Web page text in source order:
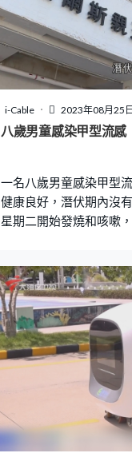
手術模型，可以讓市民
科醫生用三年時間籌備
成，介紹西方醫學在過
策展人梁明娟：「我們
得這是重要的，希望市
經歷怎樣的程序去醫治
始，這樣都很適合（作
館，逢星期二至日開放
i-Cable 2023年08月25日
八歲男童感染甲型流
一名八歲男童感染甲型
健康良好，潛伏期內沒
星期二開始發燒和咳嗽
呼吸道病徵，衞生防護